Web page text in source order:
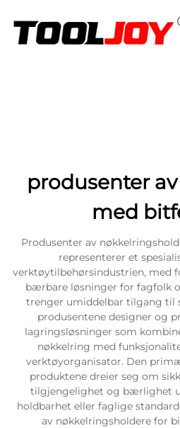
produsenter
med
Produsenter av
representerer et
verktøytilbehørsindustrien, med
bærbare løsninger for fagfolk
trenger umiddelbar tilgang til
produsentene designer og
lagringsløsninger som
nøkkelring med
verktøyorganisator. Den
produktene dreier seg om
tilgjengelighet og bærlighet
holdbarhet eller faglige
av nøkkelringsholdere for